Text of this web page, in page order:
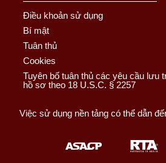
Điều khoản sử dụng
Bí mật
Tuân thủ
Cookies
Tuyên bố tuân thủ các yêu cầu lưu
hồ sơ theo 18 U.S.C. § 2257
Việc sử dụng nền tảng có thể dẫn